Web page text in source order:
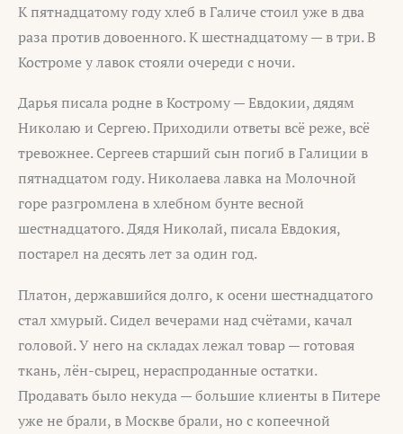
К пятнадцатому году хлеб в Галиче стоил уже в два
раза против довоенного. К шестнадцатому — в три. В
Костроме у лавок стояли очереди с ночи.
Дарья писала родне в Кострому — Евдокии, дядям
Николаю и Сергею. Приходили ответы всё реже, всё
тревожнее. Сергеев старший сын погиб в Галиции в
пятнадцатом году. Николаева лавка на Молочной
горе разгромлена в хлебном бунте весной
шестнадцатого. Дядя Николай, писала Евдокия,
постарел на десять лет за один год.
Платон, державшийся долго, к осени шестнадцатого
стал хмурый. Сидел вечерами над счётами, качал
головой. У него на складах лежал товар — готовая
ткань, лён-сырец, нераспроданные остатки.
Продавать было некуда — большие клиенты в Питере
уже не брали, в Москве брали, но с копеечной